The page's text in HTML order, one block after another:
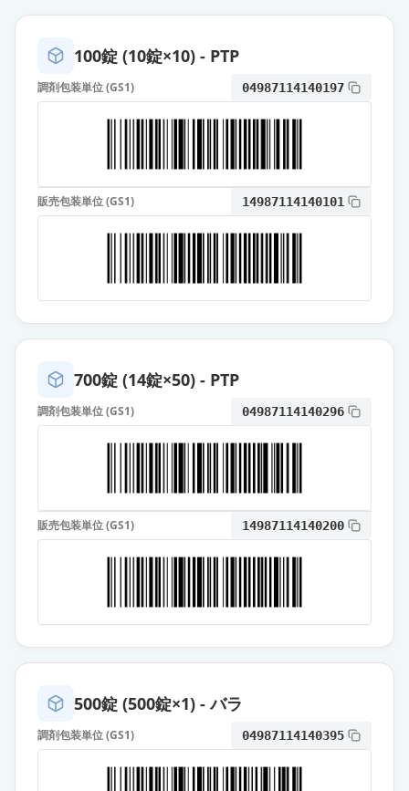
100錠 (10錠×10) - PTP
調剤包装単位 (GS1) 04987114140197
販売包装単位 (GS1) 14987114140101
700錠 (14錠×50) - PTP
調剤包装単位 (GS1) 04987114140296
販売包装単位 (GS1) 14987114140200
500錠 (500錠×1) - バラ
調剤包装単位 (GS1) 04987114140395